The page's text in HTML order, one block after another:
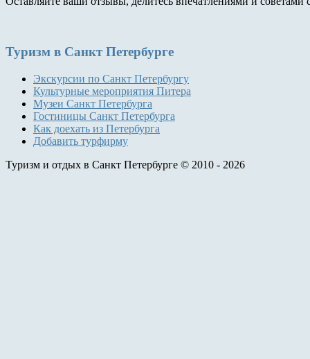
Туризм в Санкт Петербурге
Экскурсии по Санкт Петербургу
Культурные мероприятия Питера
Музеи Санкт Петербурга
Гостиницы Санкт Петербурга
Как доехать из Петербурга
Добавить турфирму
Туризм и отдых в Санкт Петербурге © 2010 - 2026